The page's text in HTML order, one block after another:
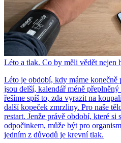
Léto a tlak. Co by měli vědět nejen
Léto je období, kdy máme
jsou delší, kalendář méně
řešíme spíš to, zda vyrazit na
další kopeček zmrzliny. Pro naše
restart. Jenže právě období, které si
odpočinkem, může být pro
jedním z důvodů je krevní tlak.